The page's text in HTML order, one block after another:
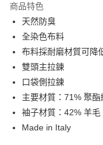
運送方式
全家店到店
每筆NT$80，滿
付款後全家取貨
每筆NT$80，滿
7-11店到店
每筆NT$80，滿
商品特色
天然防臭
全染色布料
布料採耐磨材質可降
雙頭主拉鍊
口袋側拉鍊
主要材質：71% 聚
袖子材質：42% 羊
Made in Italy